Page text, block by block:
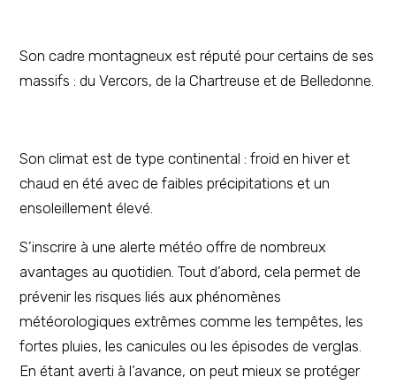
Son cadre montagneux est réputé pour certains de ses
massifs : du Vercors, de la Chartreuse et de Belledonne.
Son climat est de type continental : froid en hiver et
chaud en été avec de faibles précipitations et un
ensoleillement élevé.
S’inscrire à une alerte météo offre de nombreux
avantages au quotidien. Tout d’abord, cela permet de
prévenir les risques liés aux phénomènes
météorologiques extrêmes comme les tempêtes, les
fortes pluies, les canicules ou les épisodes de verglas.
En étant averti à l’avance, on peut mieux se protéger